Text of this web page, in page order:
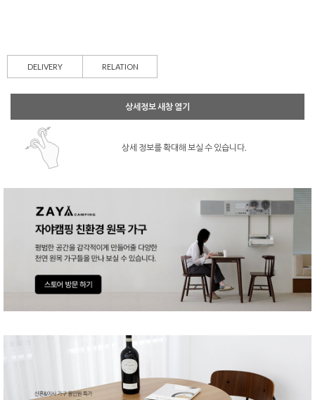
DELIVERY RELATION
상세정보 새창 열기
상세 정보를 확대해 보실 수 있습니다.